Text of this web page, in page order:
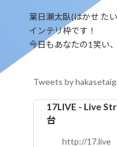
葉日瀬太臥(はかせ た
インテリ枠です！
今日もあなたの1笑い
Tweets by
17LIVE - Live
台
http://17.live